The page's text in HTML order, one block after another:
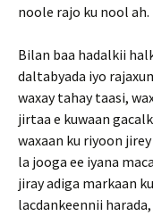
noole rajo ku nool ah.
Bilan baa hadalkii
daltabyada iyo
waxay tahay taasi,
jirtaa e kuwaan
waxaan ku riyoon
la jooga ee iyana
jiray adiga markaan
lacdankeennii